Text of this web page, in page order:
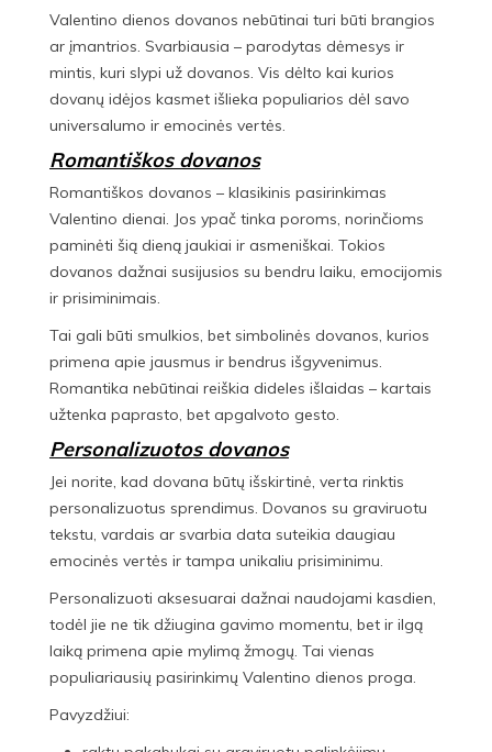
Valentino dienos dovanos nebūtinai turi būti brangios
ar įmantrios. Svarbiausia – parodytas dėmesys ir
mintis, kuri slypi už dovanos. Vis dėlto kai kurios
dovanų idėjos kasmet išlieka populiarios dėl savo
universalumo ir emocinės vertės.
Romantiškos dovanos
Romantiškos dovanos – klasikinis pasirinkimas
Valentino dienai. Jos ypač tinka poroms, norinčioms
paminėti šią dieną jaukiai ir asmeniškai. Tokios
dovanos dažnai susijusios su bendru laiku, emocijomis
ir prisiminimais.
Tai gali būti smulkios, bet simbolinės dovanos, kurios
primena apie jausmus ir bendrus išgyvenimus.
Romantika nebūtinai reiškia dideles išlaidas – kartais
užtenka paprasto, bet apgalvoto gesto.
Personalizuotos dovanos
Jei norite, kad dovana būtų išskirtinė, verta rinktis
personalizuotus sprendimus. Dovanos su graviruotu
tekstu, vardais ar svarbia data suteikia daugiau
emocinės vertės ir tampa unikaliu prisiminimu.
Personalizuoti aksesuarai dažnai naudojami kasdien,
todėl jie ne tik džiugina gavimo momentu, bet ir ilgą
laiką primena apie mylimą žmogų. Tai vienas
populiariausių pasirinkimų Valentino dienos proga.
Pavyzdžiui: